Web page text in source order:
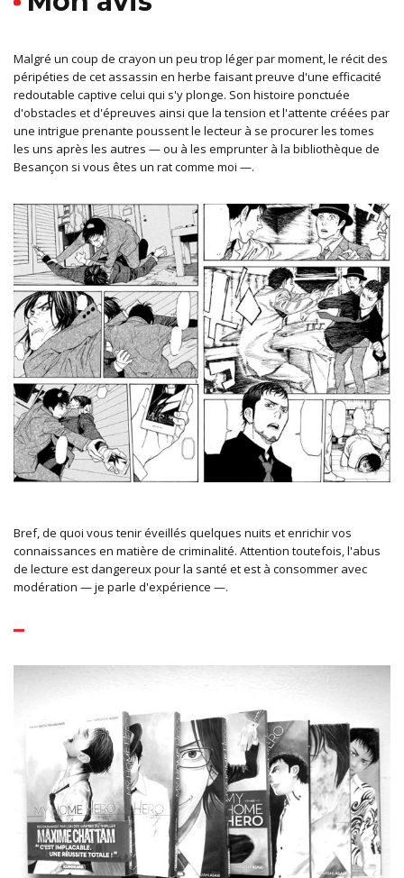
Malgré un coup de crayon un peu trop léger par moment, le récit des
péripéties de cet assassin en herbe faisant preuve d'une efficacité
redoutable captive celui qui s'y plonge. Son histoire ponctuée
d'obstacles et d'épreuves ainsi que la tension et l'attente créées par
une intrigue prenante poussent le lecteur à se procurer les tomes
les uns après les autres — ou à les emprunter à la bibliothèque de
Besançon si vous êtes un rat comme moi —.
Bref, de quoi vous tenir éveillés quelques nuits et enrichir vos
connaissances en matière de criminalité. Attention toutefois, l'abus
de lecture est dangereux pour la santé et est à consommer avec
modération — je parle d'expérience —.